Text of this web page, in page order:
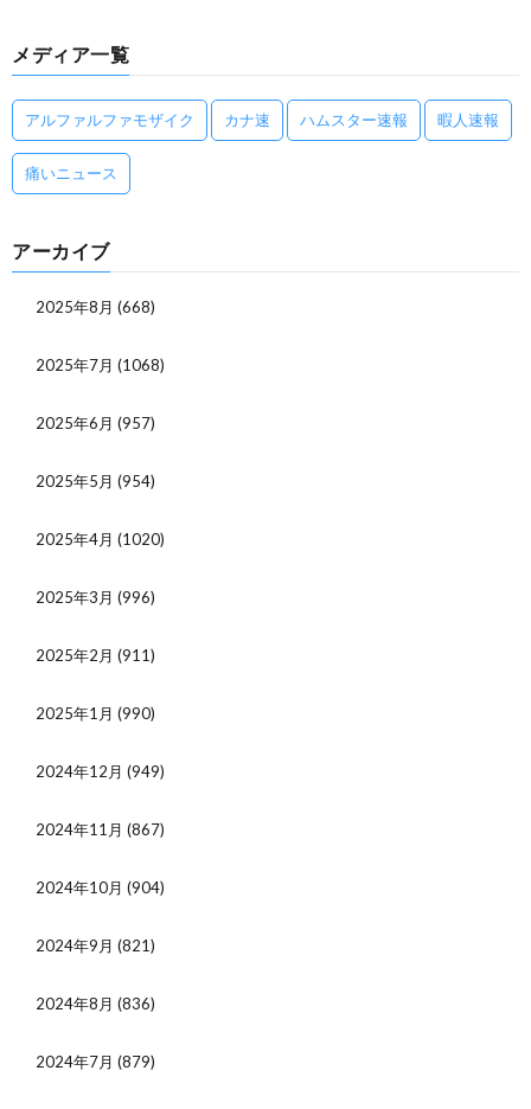
メディア一覧
アルファルファモザイク カナ速 ハムスター速報 暇人速報
痛いニュース
アーカイブ
2025年8月 (668)
2025年7月 (1068)
2025年6月 (957)
2025年5月 (954)
2025年4月 (1020)
2025年3月 (996)
2025年2月 (911)
2025年1月 (990)
2024年12月 (949)
2024年11月 (867)
2024年10月 (904)
2024年9月 (821)
2024年8月 (836)
2024年7月 (879)